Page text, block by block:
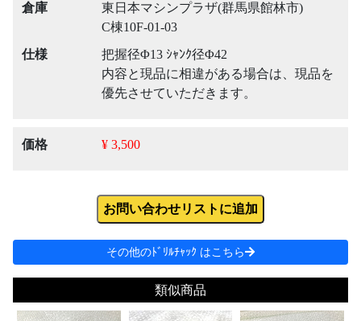
倉庫
東日本マシンプラザ(群馬県館林市)
C棟10F-01-03
仕様
把握径Φ13 ｼｬﾝｸ径Φ42
内容と現品に相違がある場合は、現品を
優先させていただきます。
価格 ¥ 3,500
お問い合わせリストに追加
その他のﾄﾞﾘﾙﾁｬｯｸ はこちら
類似商品